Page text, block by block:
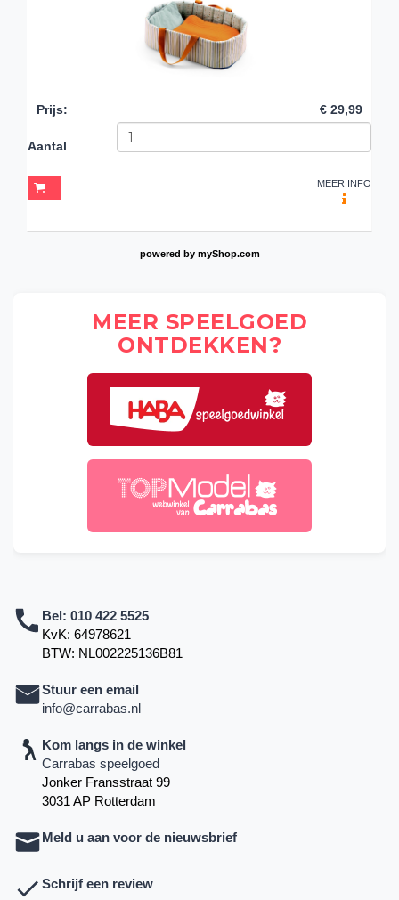
Prijs: € 29,99
Aantal
MEER INFO
powered by myShop.com
MEER SPEELGOED
ONTDEKKEN?
Bel: 010 422 5525
KvK: 64978621
BTW: NL002225136B81
Stuur een email
info@carrabas.nl
Kom langs in de winkel
Carrabas speelgoed
Jonker Fransstraat 99
3031 AP Rotterdam
Meld u aan voor de nieuwsbrief
Schrijf een review